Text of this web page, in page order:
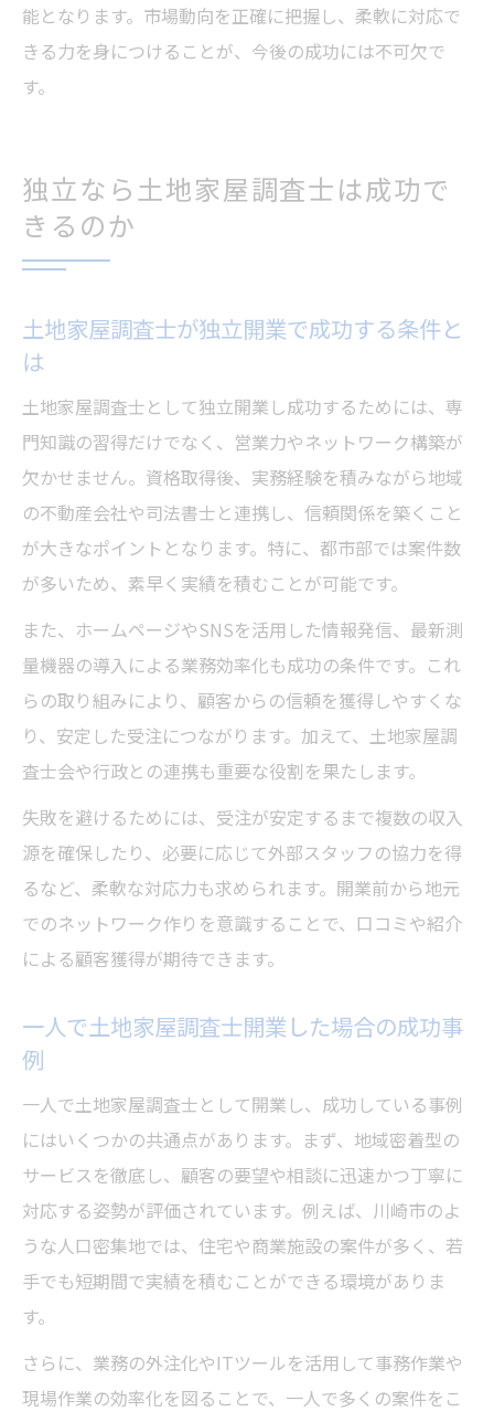
能となります。市場動向を正確に把握し、柔軟に対応で
きる力を身につけることが、今後の成功には不可欠で
す。
独立なら土地家屋調査士は成功で
きるのか
土地家屋調査士が独立開業で成功する条件と
は
土地家屋調査士として独立開業し成功するためには、専
門知識の習得だけでなく、営業力やネットワーク構築が
欠かせません。資格取得後、実務経験を積みながら地域
の不動産会社や司法書士と連携し、信頼関係を築くこと
が大きなポイントとなります。特に、都市部では案件数
が多いため、素早く実績を積むことが可能です。
また、ホームページやSNSを活用した情報発信、最新測
量機器の導入による業務効率化も成功の条件です。これ
らの取り組みにより、顧客からの信頼を獲得しやすくな
り、安定した受注につながります。加えて、土地家屋調
査士会や行政との連携も重要な役割を果たします。
失敗を避けるためには、受注が安定するまで複数の収入
源を確保したり、必要に応じて外部スタッフの協力を得
るなど、柔軟な対応力も求められます。開業前から地元
でのネットワーク作りを意識することで、口コミや紹介
による顧客獲得が期待できます。
一人で土地家屋調査士開業した場合の成功事
例
一人で土地家屋調査士として開業し、成功している事例
にはいくつかの共通点があります。まず、地域密着型の
サービスを徹底し、顧客の要望や相談に迅速かつ丁寧に
対応する姿勢が評価されています。例えば、川崎市のよ
うな人口密集地では、住宅や商業施設の案件が多く、若
手でも短期間で実績を積むことができる環境がありま
す。
さらに、業務の外注化やITツールを活用して事務作業や
現場作業の効率化を図ることで、一人で多くの案件をこ